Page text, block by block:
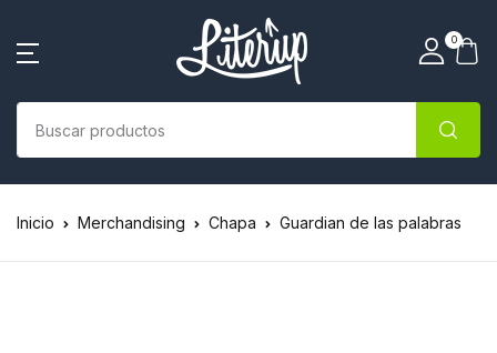
0
Inicio Merchandising Chapa Guardian de las palabras